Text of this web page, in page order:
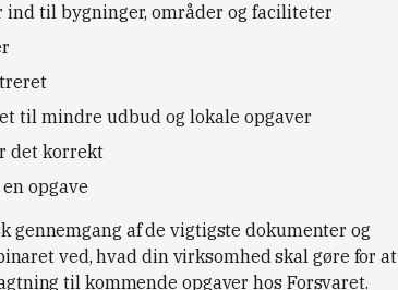
til bygninger, områder og faciliteter
til mindre udbud og lokale opgaver
det korrekt
opgave
gennemgang af de vigtigste dokumenter og
ved, hvad din virksomhed skal gøre for at
til kommende opgaver hos Forsvaret.